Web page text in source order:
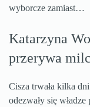
wyborcze zamiast…
Katarzyna
przerywa
Cisza trwała kilka
odezwały się